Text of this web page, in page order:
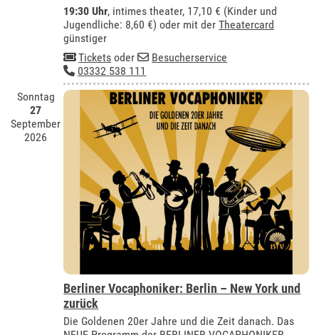
19:30 Uhr, intimes theater, 17,10 € (Kinder und
Jugendliche: 8,60 €) oder mit derTheatercard
günstiger
Tickets oder
Besucherservice
03332 538 111
Sonntag
27
September
2026
Berliner Vocaphoniker: Berlin – New York und
zurück
Die Goldenen 20er Jahre und die Zeit danach. Das